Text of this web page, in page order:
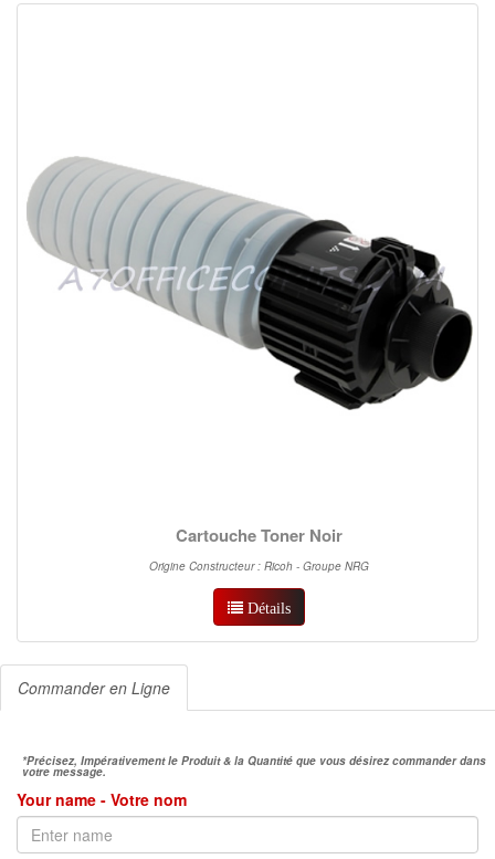
Cartouche Toner Noir
Origine Constructeur : Ricoh - Groupe NRG
Détails
Commander en Ligne
*Précisez, Impérativement le Produit & la Quantité que vous désirez commander dans
votre message.
Your name - Votre nom